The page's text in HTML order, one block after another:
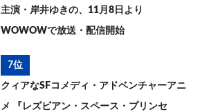
主演・岸井ゆきの、11月8日より
WOWOWで放送・配信開始
7位
クィアなSFコメディ・アドベンチャーアニ
メ 『レズビアン・スペース・プリンセ